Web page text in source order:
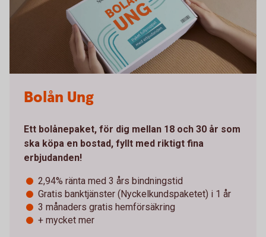
Bolån Ung
Ett bolånepaket, för dig mellan 18 och 30 år som
ska köpa en bostad, fyllt med riktigt fina
erbjudanden!
2,94% ränta med 3 års bindningstid
Gratis banktjänster (Nyckelkundspaketet) i 1 år
3 månaders gratis hemförsäkring
+ mycket mer